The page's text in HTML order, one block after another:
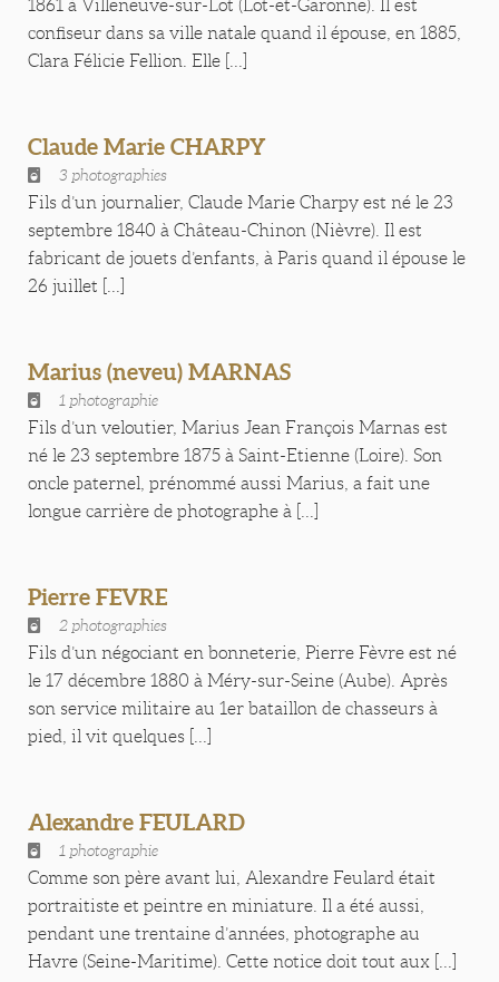
1861 à Villeneuve-sur-Lot (Lot-et-Garonne). Il est
confiseur dans sa ville natale quand il épouse, en 1885,
Clara Félicie Fellion. Elle [...]
Claude Marie CHARPY
3 photographies
Fils d’un journalier, Claude Marie Charpy est né le 23
septembre 1840 à Château-Chinon (Nièvre). Il est
fabricant de jouets d’enfants, à Paris quand il épouse le
26 juillet [...]
Marius (neveu) MARNAS
1 photographie
Fils d’un veloutier, Marius Jean François Marnas est
né le 23 septembre 1875 à Saint-Etienne (Loire). Son
oncle paternel, prénommé aussi Marius, a fait une
longue carrière de photographe à [...]
Pierre FEVRE
2 photographies
Fils d’un négociant en bonneterie, Pierre Fèvre est né
le 17 décembre 1880 à Méry-sur-Seine (Aube). Après
son service militaire au 1er bataillon de chasseurs à
pied, il vit quelques [...]
Alexandre FEULARD
1 photographie
Comme son père avant lui, Alexandre Feulard était
portraitiste et peintre en miniature. Il a été aussi,
pendant une trentaine d’années, photographe au
Havre (Seine-Maritime). Cette notice doit tout aux [...]